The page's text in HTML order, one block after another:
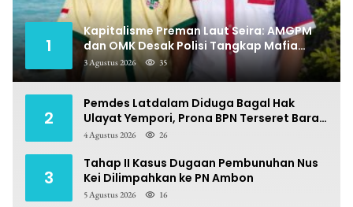
1
Kapitalisme Preman Laut Seira: AMGPM
dan OMK Desak Polisi Tangkap Mafia
Pungli
3 Agustus 2026 35
2
Pemdes Latdalam Diduga Bagal Hak
Ulayat Yempori, Prona BPN Terseret Bara
Sengketa
4 Agustus 2026 26
3
Tahap II Kasus Dugaan Pembunuhan Nus
Kei Dilimpahkan ke PN Ambon
5 Agustus 2026 16